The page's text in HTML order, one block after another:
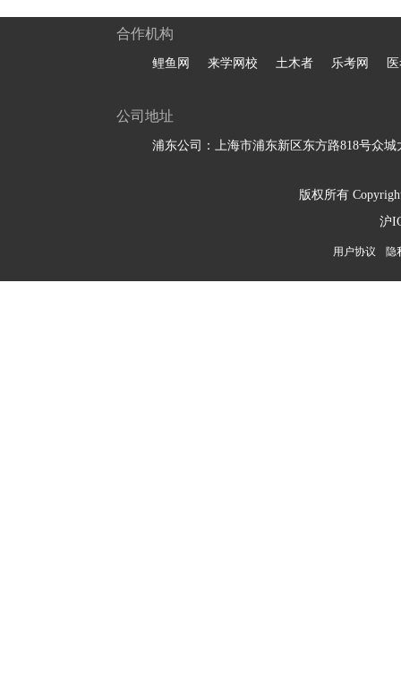
合作机构
鲤鱼网 来学网校 土木者 乐考网
公司地址
浦东公司：上海市浦东新区东方路818号众城
版权所有
沪
用户协议 隐